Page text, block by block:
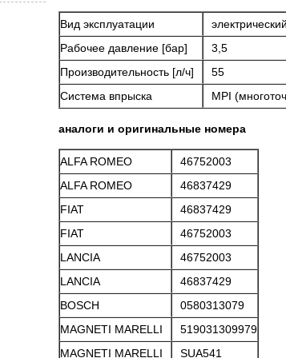
Вид эксплуатации
электрический
Рабочее давление [бар]
3,5
Производительность [л/ч]
55
Система впрыска
MPI
аналоги и оригинальные номера
ALFA ROMEO
46752003
ALFA ROMEO
46837429
FIAT
46837429
FIAT
46752003
LANCIA
46752003
LANCIA
46837429
BOSCH
0580313079
MAGNETI MARELLI
519031309979
MAGNETI MARELLI
SUA541